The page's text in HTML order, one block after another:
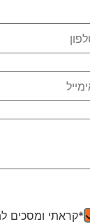
*קראתי ומסכים